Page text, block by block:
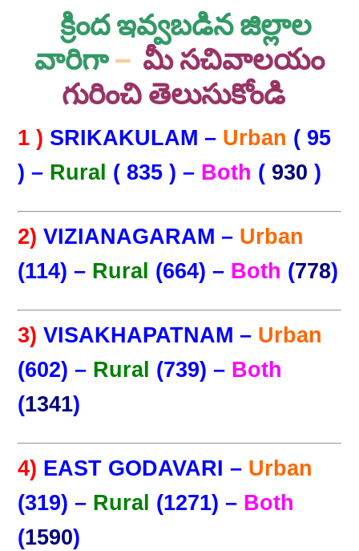
క్రింద ఇవ్వబడిన జిల్లాల
వారిగా– మీ సచివాలయం
గురించి తెలుసుకోండి
1 ) SRIKAKULAM – Urban ( 95
) – Rural ( 835 ) – Both ( 930 )
2) VIZIANAGARAM – Urban
(114) – Rural (664) – Both (778)
3) VISAKHAPATNAM – Urban
(602) – Rural (739) – Both
(1341)
4) EAST GODAVARI – Urban
(319) – Rural (1271) – Both
(1590)